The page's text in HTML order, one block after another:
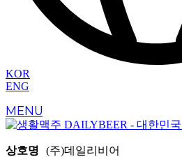
KOR
ENG
MENU
상호명
(주)데일리비어